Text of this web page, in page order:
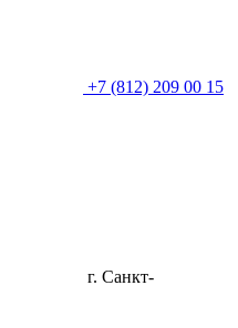
+7 (812) 209 00 15
г. Санкт-